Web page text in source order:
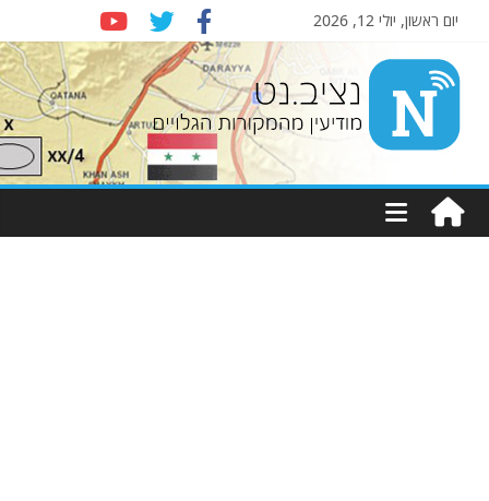
יום ראשון, יולי 12, 2026
Nziv.net
מודיעין
מהמקורות